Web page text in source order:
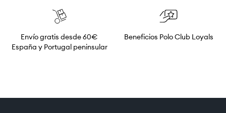
Envío gratis desde 60€
España y Portugal peninsular
Beneficios Polo Club Loyals